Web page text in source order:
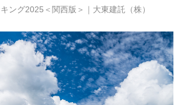
ング2025＜関西版＞｜大東建託（株）